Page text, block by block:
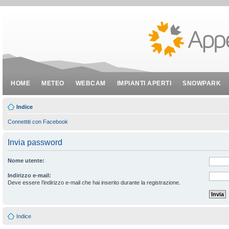
HOME METEO WEBCAM IMPIANTI APERTI SNOWPARK
Indice
Connettiti con Facebook
Invia password
Nome utente:
Indirizzo e-mail:
Deve essere l’indirizzo e-mail che hai inserito durante la registrazione.
Indice